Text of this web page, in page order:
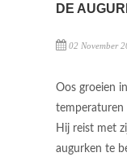
DE
02 November
Oos groeien
temperaturen
Hij reist met
augurken te